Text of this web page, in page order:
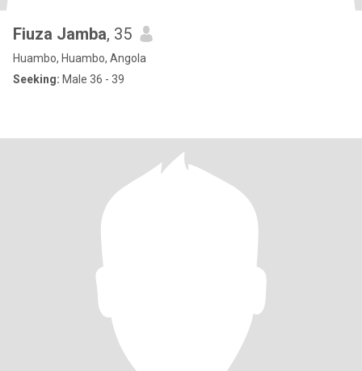
Fiuza Jamba, 35
Huambo, Huambo, Angola
Seeking: Male 36 - 39